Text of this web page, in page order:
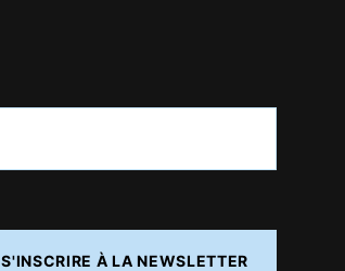
S'INSCRIRE À LA NEWSLETTER